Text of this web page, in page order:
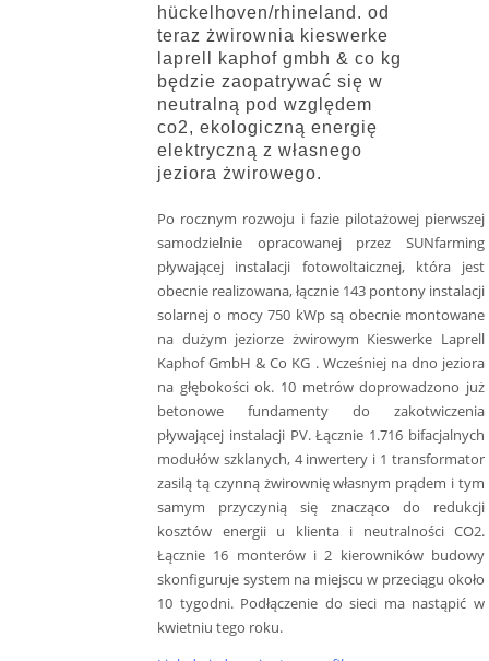
hückelhoven/rhineland. od
teraz żwirownia kieswerke
laprell kaphof gmbh & co kg
będzie zaopatrywać się w
neutralną pod względem
co2, ekologiczną energię
elektryczną z własnego
jeziora żwirowego.
Po rocznym rozwoju i fazie pilotażowej pierwszej
samodzielnie opracowanej przez SUNfarming
pływającej instalacji fotowoltaicznej, która jest
obecnie realizowana, łącznie 143 pontony instalacji
solarnej o mocy 750 kWp są obecnie montowane
na dużym jeziorze żwirowym Kieswerke Laprell
Kaphof GmbH & Co KG . Wcześniej na dno jeziora
na głębokości ok. 10 metrów doprowadzono już
betonowe fundamenty do zakotwiczenia
pływającej instalacji PV. Łącznie 1.716 bifacjalnych
modułów szklanych, 4 inwertery i 1 transformator
zasilą tą czynną żwirownię własnym prądem i tym
samym przyczynią się znacząco do redukcji
kosztów energii u klienta i neutralności CO2.
Łącznie 16 monterów i 2 kierowników budowy
skonfiguruje system na miejscu w przeciągu około
10 tygodni. Podłączenie do sieci ma nastąpić w
kwietniu tego roku.